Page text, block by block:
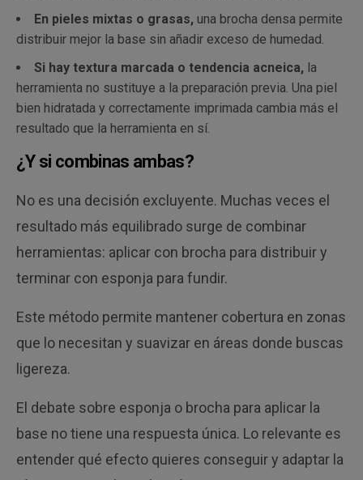
En pieles mixtas o grasas, una brocha densa permite
distribuir mejor la base sin añadir exceso de humedad.
Si hay textura marcada o tendencia acneica, la
herramienta no sustituye a la preparación previa. Una piel
bien hidratada y correctamente imprimada cambia más el
resultado que la herramienta en sí.
¿Y si combinas ambas?
No es una decisión excluyente. Muchas veces el
resultado más equilibrado surge de combinar
herramientas: aplicar con brocha para distribuir y
terminar con esponja para fundir.
Este método permite mantener cobertura en zonas
que lo necesitan y suavizar en áreas donde buscas
ligereza.
El debate sobre esponja o brocha para aplicar la
base no tiene una respuesta única. Lo relevante es
entender qué efecto quieres conseguir y adaptar la